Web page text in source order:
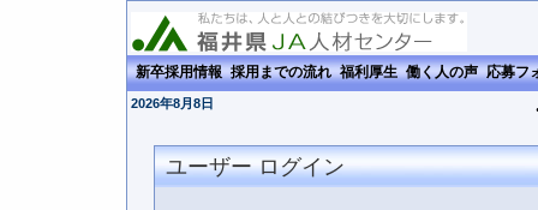
新卒採用情報採用までの流れ福利厚生働く人の声応募フ
2026年8月8日
ユーザー ログイン